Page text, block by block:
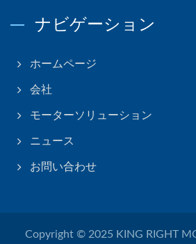
ナビゲーション
ホームページ
会社
モーターソリューション
ニュース
お問い合わせ
Copyright © 2025 KING RIGHT